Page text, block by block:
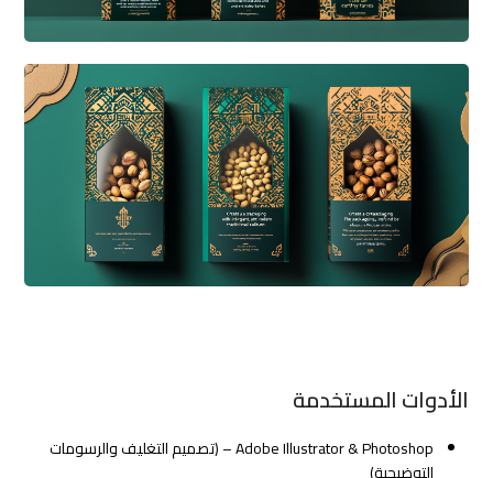
الأدوات المستخدمة
Adobe Illustrator & Photoshop – (تصميم التغليف والرسومات
التوضيحية)